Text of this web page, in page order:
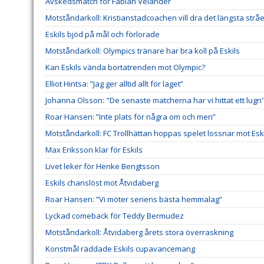
Motståndarkoll: Kristianstadcoachen vill dra det längsta
Eskils bjöd på mål och förlorade
Motståndarkoll: Olympics tränare har bra koll på Eskils
Kan Eskils vända bortatrenden mot Olympic?
Elliot Hintsa: ”Jag ger alltid allt för laget”
Johanna Olsson: "De senaste matcherna har vi hittat ett lugn"
Roar Hansen: ”Inte plats för några om och men”
Motståndarkoll: FC Trollhättan hoppas spelet lossnar mot
Max Eriksson klar för Eskils
Livet leker för Henke Bengtsson
Eskils chanslöst mot Åtvidaberg
Roar Hansen: ”Vi möter seriens bästa hemmalag”
Lyckad comeback för Teddy Bermudez
Motståndarkoll: Åtvidaberg årets stora överraskning
Konstmål räddade Eskils cupavancemang